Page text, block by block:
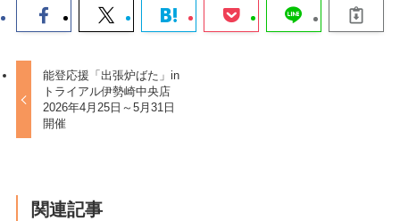
能登応援「出張炉ばた」in
トライアル伊勢崎中央店
2026年4月25日～5月31日
開催
関連記事